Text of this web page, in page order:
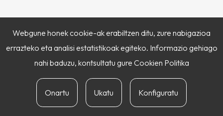
Webgune honek cookie-ak erabiltzen ditu, zure nabigazioa
errazteko eta analisi estatistikoak egiteko. Informazio gehiago
nahi baduzu, kontsultatu gure Cookien Politika
Onartu Ukatu Konfiguratu